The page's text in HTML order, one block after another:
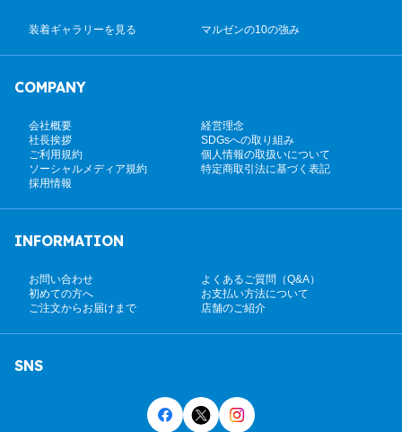
装着ギャラリーを見る マルゼンの10の強み
COMPANY
会社概要
経営理念
社長挨拶
SDGsへの取り組み
ご利用規約
個人情報の取扱いについて
ソーシャルメディア規約
特定商取引法に基づく表記
採用情報
INFORMATION
お問い合わせ
よくあるご質問（Q&A）
初めての方へ
お支払い方法について
ご注文からお届けまで
店舗のご紹介
SNS